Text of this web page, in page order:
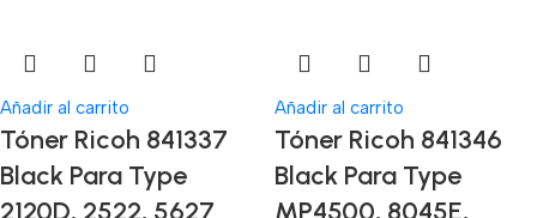
Añadir al carrito
Tóner Ricoh 841337
Black Para Type
2120D, 2522, 5627
Añadir al carrito
Tóner Ricoh 841346
Black Para Type
MP4500, 8045E,